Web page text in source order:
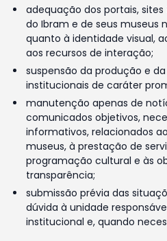
adequação dos portais,
do Ibram e de seus museus
quanto à identidade visual,
aos recursos de interação;
suspensão da produção e
institucionais de caráter
manutenção apenas de
comunicados objetivos,
informativos, relacionados
museus, à prestação de
programação cultural e às
transparência;
submissão prévia das
dúvida à unidade
institucional e, quando